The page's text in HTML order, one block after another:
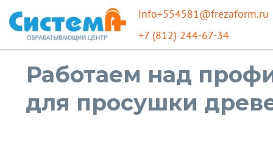
info+554581@frezaform.ru
+7 (812) 244-67-34
Работаем над
для просушки